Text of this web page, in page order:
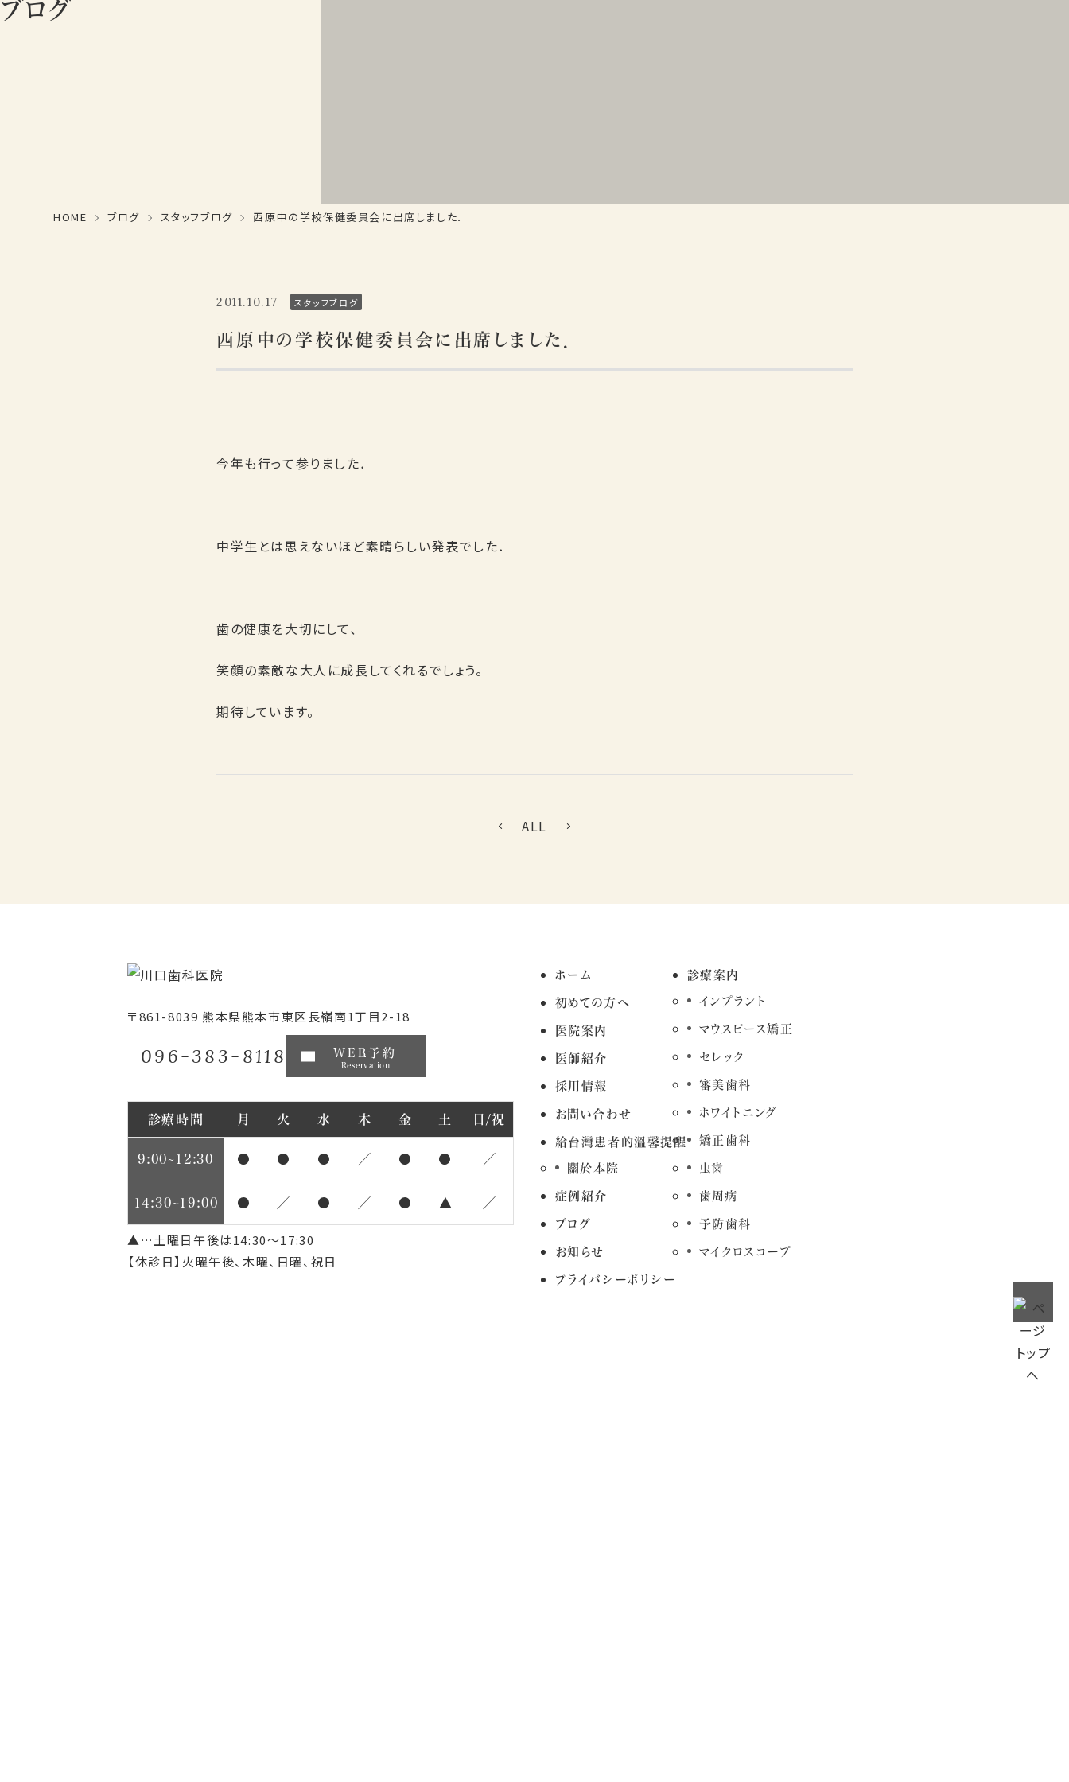
ブログ
HOME ブログ スタッフブログ 西原中の学校保健委員会に出席しました．
2011.10.17 スタッフブログ
西原中の学校保健委員会に出席しました．
今年も行って参りました．
中学生とは思えないほど素晴らしい発表でした．
歯の健康を大切にして、
笑顔の素敵な大人に成長してくれるでしょう。
期待しています。
ALL
〒861-8039 熊本県熊本市東区長嶺南1丁目2-18
096-383-8118 WEB予約
Reservation
診療時間 月 火 水 木 金 土 日/祝
9:00~12:30 ● ● ● ／ ● ● ／
14:30~19:00 ● ／ ● ／ ● ▲ ／
▲…土曜日午後は14:30～17:30
【休診日】火曜午後、木曜、日曜、祝日
ホーム
初めての方へ
医院案内
医師紹介
採用情報
お問い合わせ
給台灣患者的溫馨提醒
關於本院
症例紹介
ブログ
お知らせ
プライバシーポリシー
診療案内
インプラント
マウスピース矯正
セレック
審美歯科
ホワイトニング
矯正歯科
虫歯
歯周病
予防歯科
マイクロスコープ